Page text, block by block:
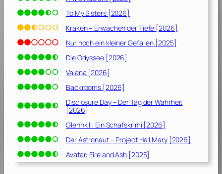
s
o
f
u
s
t
c
e
[
2
0
2
0
]
To My Sisters [2026]
Kraken – Erwachen der Tiefe [2026]
Nur noch ein kleiner Gefallen [2025]
Die Odyssee [2026]
Vaiana [2026]
Backrooms [2026]
Disclosure Day – Der Tag der Wahrheit
[2026]
Glennkill: Ein Schafskrimi [2026]
Der Astronaut – Project Hail Mary [2026]
Avatar: Fire and Ash [2025]